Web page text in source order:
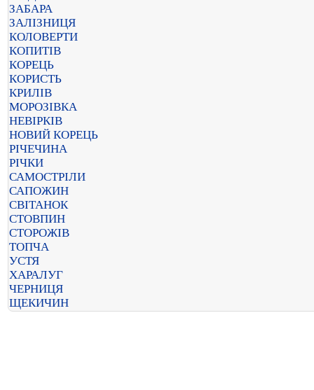
ЗАБАРА
ЗАЛІЗНИЦЯ
КОЛОВЕРТИ
КОПИТІВ
КОРЕЦЬ
КОРИСТЬ
КРИЛІВ
МОРОЗІВКА
НЕВІРКІВ
НОВИЙ КОРЕЦЬ
РІЧЕЧИНА
РІЧКИ
САМОСТРІЛИ
САПОЖИН
СВІТАНОК
СТОВПИН
СТОРОЖІВ
ТОПЧА
УСТЯ
ХАРАЛУГ
ЧЕРНИЦЯ
ЩЕКИЧИН